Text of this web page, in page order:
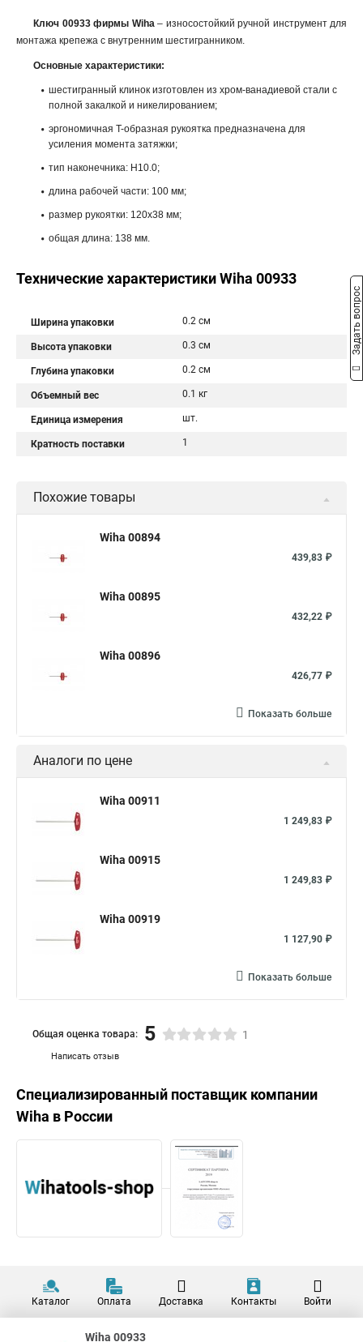
Ключ 00933 фирмы Wiha– износостойкий ручной инструмент для
монтажа крепежа с внутренним шестигранником.
Основные характеристики:
шестигранный клинок изготовлен из хром-ванадиевой стали с
полной закалкой и никелированием;
эргономичная T-образная рукоятка предназначена для
усиления момента затяжки;
тип наконечника: H10.0;
длина рабочей части: 100 мм;
размер рукоятки: 120x38 мм;
общая длина: 138 мм.
Технические характеристики Wiha 00933
Ширина упаковки 0.2 см
Высота упаковки 0.3 см
Глубина упаковки 0.2 см
Объемный вес 0.1 кг
Единица измерения шт.
Кратность поставки 1
Похожие товары
Wiha 00894
439,83 ₽
Wiha 00895
432,22 ₽
Wiha 00896
426,77 ₽
Показать больше
Аналоги по цене
Wiha 00911
1 249,83 ₽
Wiha 00915
1 249,83 ₽
Wiha 00919
1 127,90 ₽
Показать больше
Написать отзыв
Общая оценка товара: 5 1
Специализированный поставщик компании
Wiha в России
Каталог Оплата Доставка Контакты Войти
Wiha 00933
Задать вопрос